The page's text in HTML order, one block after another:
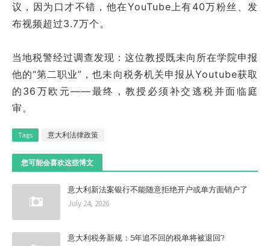
议，因为口才不错，他在YouTube上有40万粉丝、发
布视频超过3.7万个。
当地税警经过调查发现：这位教授既未向所在学院申报
他的“第二职业”，也未向税务机关申报从Youtube获取
的36万欧元——最终，教授必须补交逃税并面临庭
审。
Tags 意大利法律政策
您可能会喜欢这些博文
意大利新法案银行不能随意拒绝开户或单方面销户了
July 24, 2026
意大利税务新规：5年追不回的税单将被退回?